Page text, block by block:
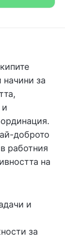
начини за
и
доброто
работния
на
и
за